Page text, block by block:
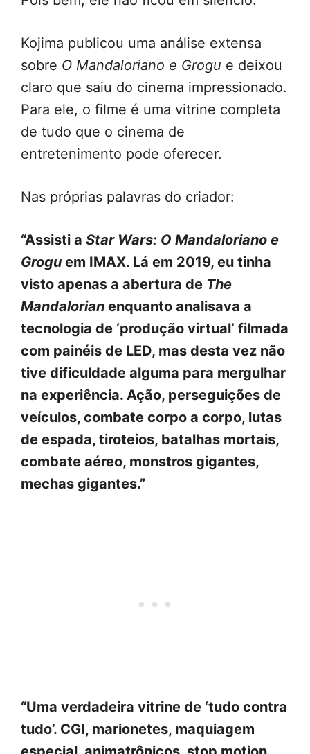
Kojima publicou uma análise extensa
sobre O Mandaloriano e Grogu e deixou
claro que saiu do cinema impressionado.
Para ele, o filme é uma vitrine completa
de tudo que o cinema de
entretenimento pode oferecer.
Nas próprias palavras do criador:
“Assisti a Star Wars: O Mandaloriano e
Grogu em IMAX. Lá em 2019, eu tinha
visto apenas a abertura de The
Mandalorian enquanto analisava a
tecnologia de ‘produção virtual’ filmada
com painéis de LED, mas desta vez não
tive dificuldade alguma para mergulhar
na experiência. Ação, perseguições de
veículos, combate corpo a corpo, lutas
de espada, tiroteios, batalhas mortais,
combate aéreo, monstros gigantes,
mechas gigantes.”
“Uma verdadeira vitrine de ‘tudo contra
tudo’. CGI, marionetes, maquiagem